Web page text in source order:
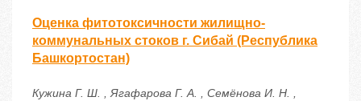
Оценка фитотоксичности жилищно-
коммунальных стоков г. Сибай (Республика
Башкортостан)
Кужина Г. Ш. , Ягафарова Г. А. , Семёнова И. Н. ,